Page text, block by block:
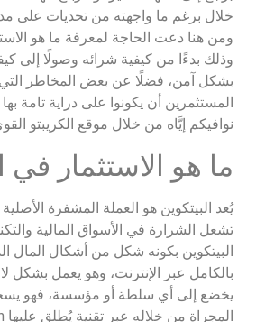
خلال برغم ما واجهته من تحديات على
ومن هنا دعت الحاجة لمعرفة ما هو
وذلك بدءًا من كيفية شرائه وصولًا إلى
بشكل آمن، فضلًا عن بعض المخاطر
المستثمرين أن يكونوا على دراية تامة
نوافيكم إيَّاه من خلال موقع الكريبتو
ما هو الاستثمار في
يُعد البيتكوين هو العملة المشفرة
تشعل الشرارة في الأسواق المالية
البيتكوين بكونه شكل من أشكال المال
بالكامل عبر الإنترنت، وهو يعمل بشكل
يخضع إلى أي سلطة أو مؤسسة، فهو
المجراة من خلاله عبر تقنية يُطلق عليها blockchain.